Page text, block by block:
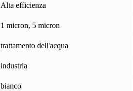
Alta efficienza
1 micron, 5 micron
trattamento dell'acqua
industria
bianco